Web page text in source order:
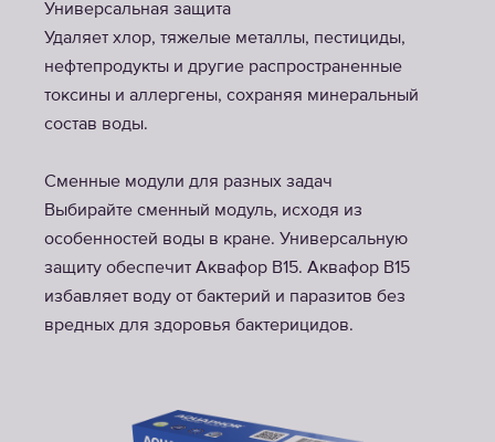
Универсальная защита
Удаляет хлор, тяжелые металлы, пестициды,
нефтепродукты и другие распространенные
токсины и аллергены, сохраняя минеральный
состав воды.
Сменные модули для разных задач
Выбирайте сменный модуль, исходя из
особенностей воды в кране. Универсальную
защиту обеспечит Аквафор В15. Аквафор В15
избавляет воду от бактерий и паразитов без
вредных для здоровья бактерицидов.